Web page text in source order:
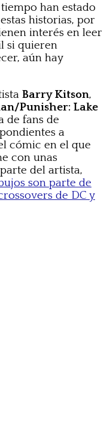
han estado
historias, por
interés en leer
si quieren
aún hay
Barry Kitson,
Punisher: Lake
de fans de
a
cómic en el que
con unas
del artista,
son parte de
de DC y